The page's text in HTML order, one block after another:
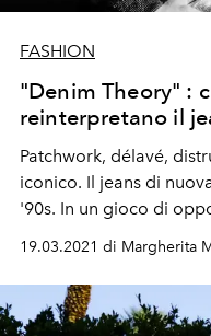
FASHION
"Denim Theory" :
reinterpretano il
Patchwork, délavé,
iconico. Il jeans di
'90s. In un gioco di
19.03.2021 di Margherita